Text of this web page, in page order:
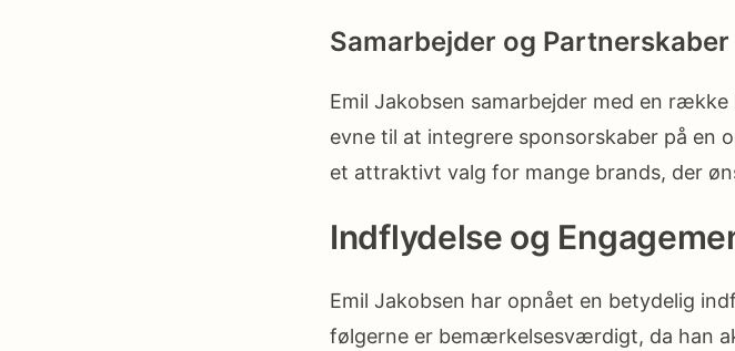
Samarbejder og Partnerskaber
Emil Jakobsen samarbejder med en
evne til at integrere sponsorskaber på en
et attraktivt valg for mange brands, der
Indflydelse og
Emil Jakobsen har opnået en betydelig
følgerne er bemærkelsesværdigt, da han